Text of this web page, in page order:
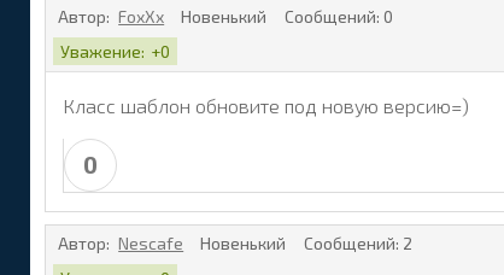
Автор: FoxXx Новенький Сообщений: 0
Уважение: +0
Класс шаблон обновите под новую версию=)
0
Автор: Nescafe Новенький Сообщений: 2